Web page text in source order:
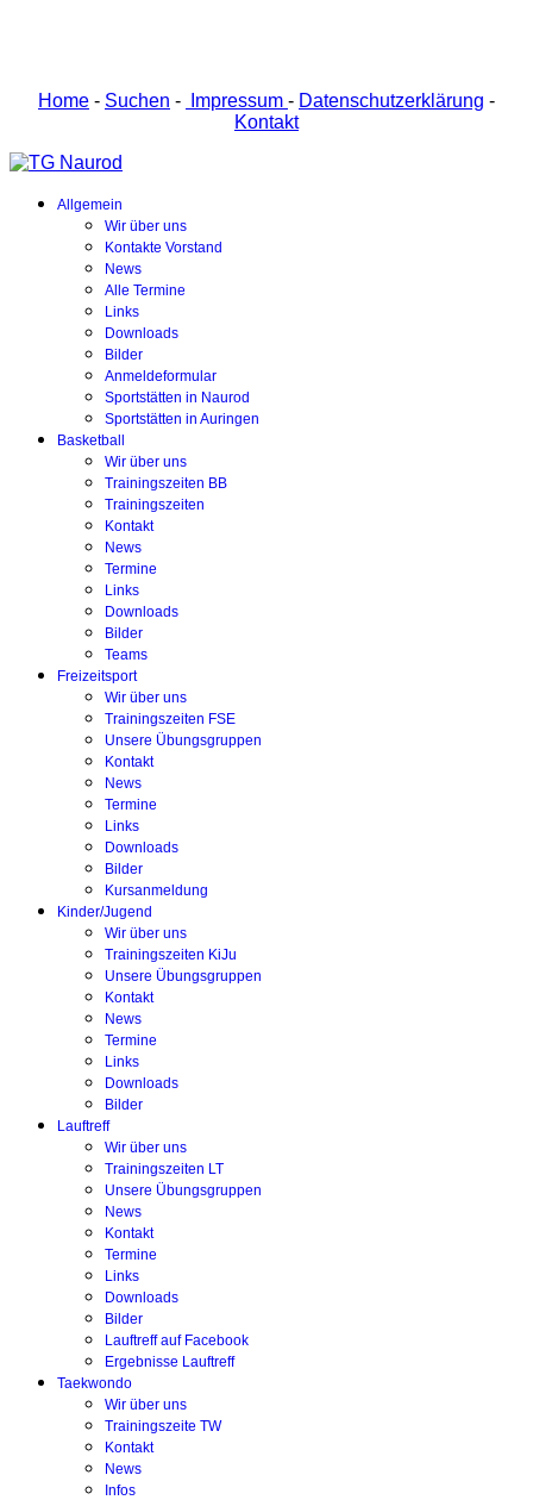
Home - Suchen - Impressum - Datenschutzerklärung -
Kontakt
Allgemein
Wir über uns
Kontakte Vorstand
News
Alle Termine
Links
Downloads
Bilder
Anmeldeformular
Sportstätten in Naurod
Sportstätten in Auringen
Basketball
Wir über uns
Trainingszeiten BB
Trainingszeiten
Kontakt
News
Termine
Links
Downloads
Bilder
Teams
Freizeitsport
Wir über uns
Trainingszeiten FSE
Unsere Übungsgruppen
Kontakt
News
Termine
Links
Downloads
Bilder
Kursanmeldung
Kinder/Jugend
Wir über uns
Trainingszeiten KiJu
Unsere Übungsgruppen
Kontakt
News
Termine
Links
Downloads
Bilder
Lauftreff
Wir über uns
Trainingszeiten LT
Unsere Übungsgruppen
News
Kontakt
Termine
Links
Downloads
Bilder
Lauftreff auf Facebook
Ergebnisse Lauftreff
Taekwondo
Wir über uns
Trainingszeite TW
Kontakt
News
Infos